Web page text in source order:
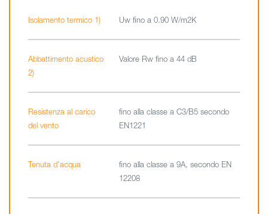
Isolamento termico 1) Uw fino a 0.90 W/m2K
Abbattimento acustico
2)
Valore Rw fino a 44 dB
Resistenza al carico
del vento
fino alla classe a C3/B5 secondo
EN1221
Tenuta d'acqua
fino alla classe a 9A, secondo EN
12208